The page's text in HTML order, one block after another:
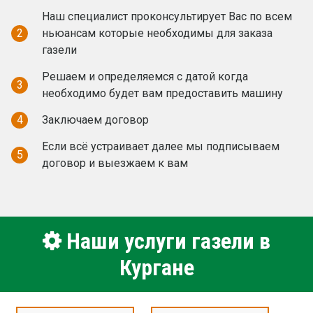
2
Наш специалист проконсультирует Вас по всем
ньюансам которые необходимы для заказа
газели
3
Решаем и определяемся с датой когда
необходимо будет вам предоставить машину
4
Заключаем договор
5
Если всё устраивает далее мы подписываем
договор и выезжаем к вам
Наши услуги газели в
Кургане